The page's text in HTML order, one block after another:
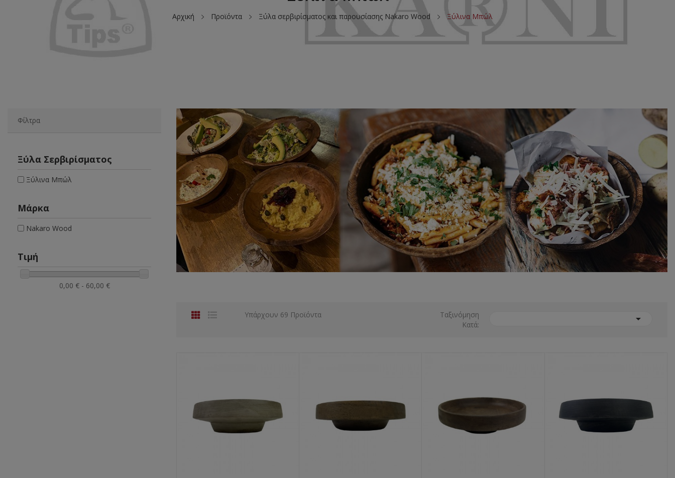
Αρχική Προϊόντα Ξύλα σερβιρίσματος και παρουσίασης Nakaro Wood Ξύλινα Μπώλ
Φίλτρα
Ξύλα Σερβιρίσματος
Ξύλινα Μπώλ
Μάρκα
Nakaro Wood
Τιμή
0,00 € - 60,00 €
Υπάρχουν 69 Προϊόντα
Ταξινόμηση
Κατά:
